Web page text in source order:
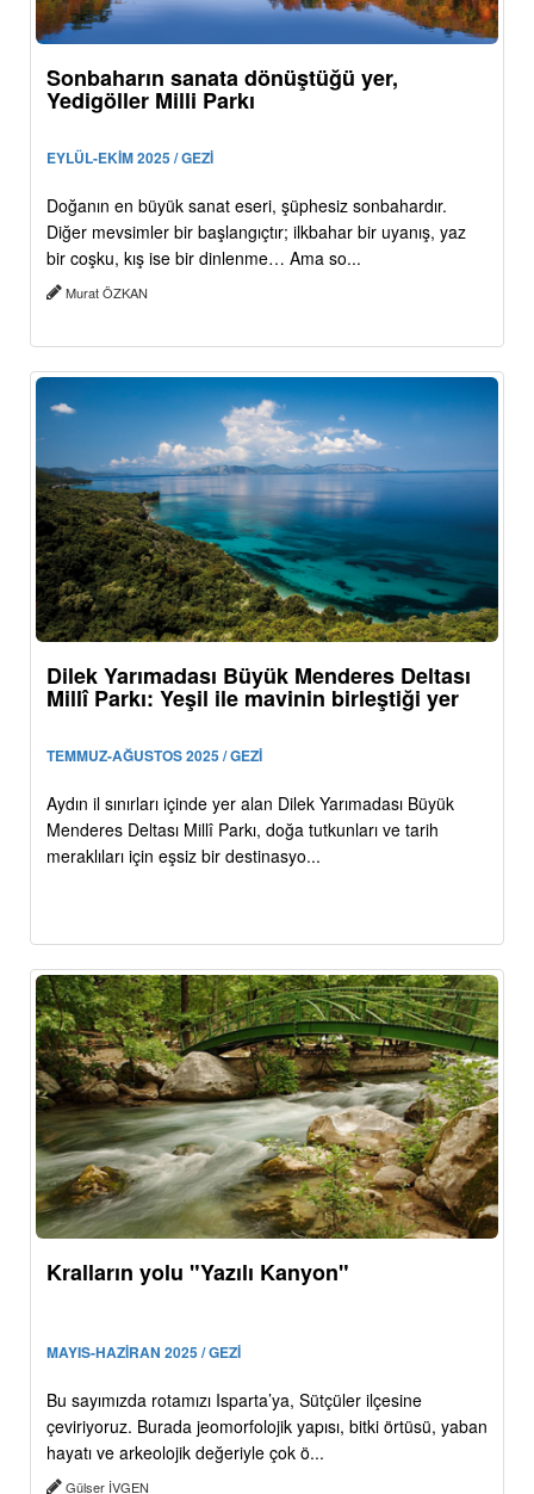
Sonbaharın sanata dönüştüğü yer,
Yedigöller Milli Parkı
EYLÜL-EKİM 2025 / GEZİ
Doğanın en büyük sanat eseri, şüphesiz sonbahardır.
Diğer mevsimler bir başlangıçtır; ilkbahar bir uyanış, yaz
bir coşku, kış ise bir dinlenme… Ama so...
Murat ÖZKAN
Dilek Yarımadası Büyük Menderes Deltası
Millî Parkı: Yeşil ile mavinin birleştiği yer
TEMMUZ-AĞUSTOS 2025 / GEZİ
Aydın il sınırları içinde yer alan Dilek Yarımadası Büyük
Menderes Deltası Millî Parkı, doğa tutkunları ve tarih
meraklıları için eşsiz bir destinasyo...
Kralların yolu "Yazılı Kanyon"
MAYIS-HAZİRAN 2025 / GEZİ
Bu sayımızda rotamızı Isparta’ya, Sütçüler ilçesine
çeviriyoruz. Burada jeomorfolojik yapısı, bitki örtüsü, yaban
hayatı ve arkeolojik değeriyle çok ö...
Gülser İVGEN